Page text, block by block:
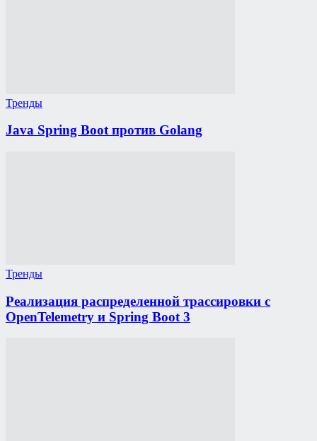
Тренды
Java Spring Boot против Golang
Тренды
Реализация распределенной трассировки с
OpenTelemetry и Spring Boot 3